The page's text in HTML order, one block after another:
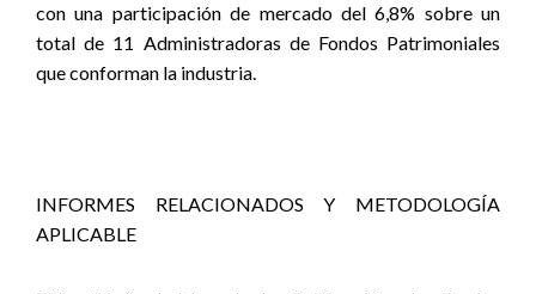
con una participación de mercado del 6,8% sobre un
total de 11 Administradoras de Fondos Patrimoniales
que conforman la industria.
INFORMES RELACIONADOS Y METODOLOGÍA
APLICABLE